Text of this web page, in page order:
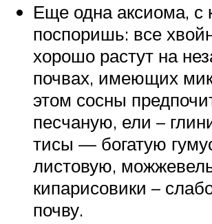
Еще одна аксиома, с
поспоришь: все
хорошо растут на
почвах, имеющих
этом сосны
песчаную, ели –
тисы — богатую
листовую,
кипарисовики –
почву.